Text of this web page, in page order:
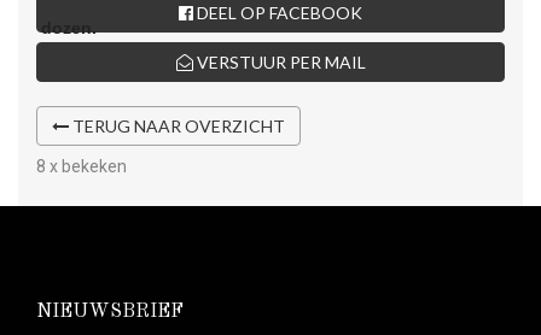
DEEL OP FACEBOOK
VERSTUUR PER MAIL
TERUG NAAR OVERZICHT
8 x bekeken
NIEUWSBRIEF